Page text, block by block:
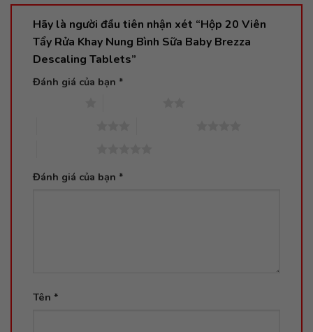
Hãy là người đầu tiên nhận xét “Hộp 20 Viên
Tẩy Rửa Khay Nung Bình Sữa Baby Brezza
Descaling Tablets”
Đánh giá của bạn *
Đánh giá của bạn *
Tên *